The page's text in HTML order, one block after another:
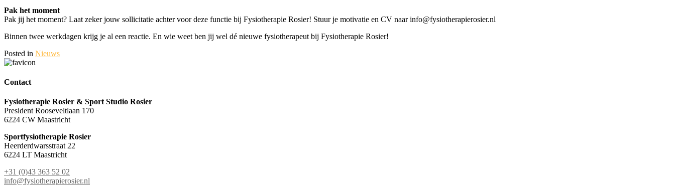
Pak het moment
Pak jij het moment? Laat zeker jouw sollicitatie achter voor deze functie bij Fysiotherapie Rosier! Stuur je motivatie en CV naarinfo@fysiotherapierosier.nl
Binnen twee werkdagen krijg je al een reactie. En wie weet ben jij wel dé nieuwe fysiotherapeut bij Fysiotherapie Rosier!
Posted in Nieuws
Contact
Fysiotherapie Rosier & Sport Studio Rosier
President Rooseveltlaan 170
6224 CW Maastricht
Sportfysiotherapie Rosier
Heerderdwarsstraat 22
6224 LT Maastricht
+31 (0)43 363 52 02
info@fysiotherapierosier.nl